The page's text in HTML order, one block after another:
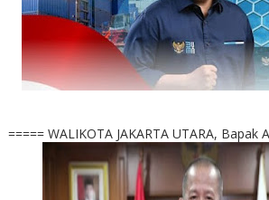
===== WALIKOTA JAKARTA UTARA, Bapak